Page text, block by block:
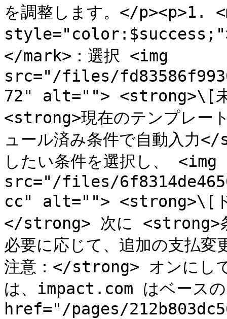
を調整します。</p><p>1.
</mark>：選択 <img
src="/files/
72" alt=""> <strong>\[未
<strong>現在のテンプレー
ュール済み条件で自動入
したい条件を選択し、 <img
src="/files/
cc" alt=""> <strong>\[ド
</strong> 次に <strong>
必要に応じて、追加の支払
注意：</strong> オンにし
は、impact.com はベース
href="/pages/